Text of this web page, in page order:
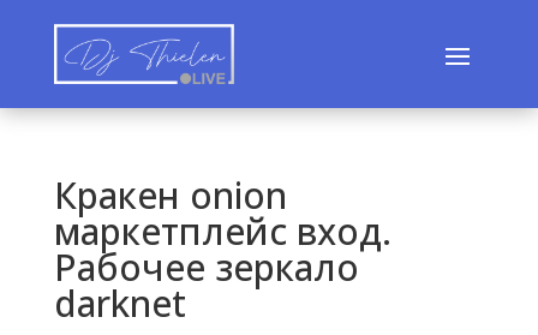
Кракен onion
маркетплейс вход.
Рабочее зеркало
darknet